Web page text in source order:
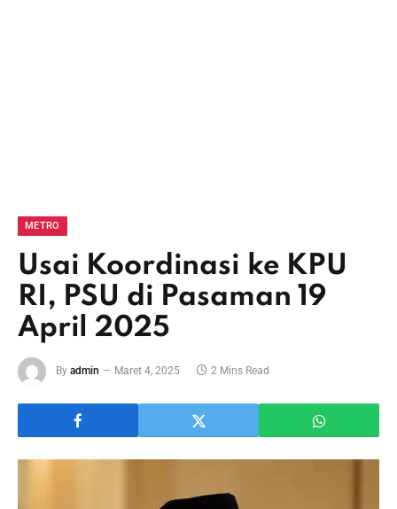
METRO
Usai Koordinasi ke KPU
RI, PSU di Pasaman 19
April 2025
By admin Maret 4, 2025 2 Mins Read